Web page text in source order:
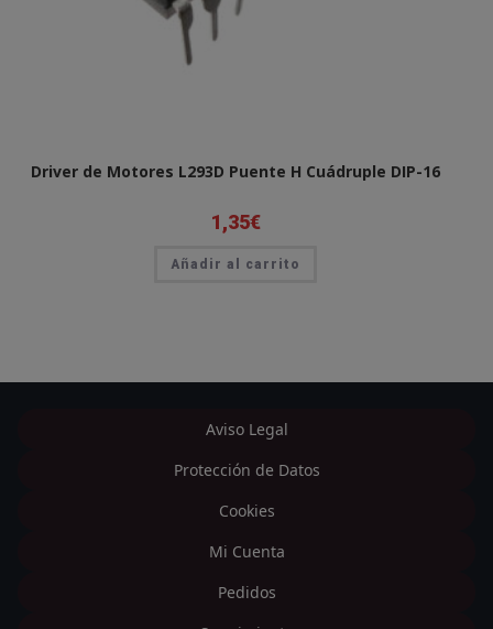
Driver de Motores L293D Puente H Cuádruple DIP-16
1,35€
Añadir al carrito
Aviso Legal
Protección de Datos
Cookies
Mi Cuenta
Pedidos